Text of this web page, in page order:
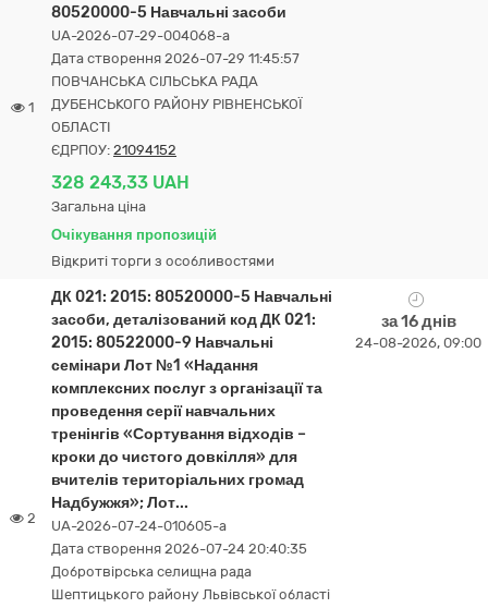
1
80520000-5 Навчальні засоби
UA-2026-07-29-004068-a
Дата створення 2026-07-29 11:45:57
ПОВЧАНСЬКА СІЛЬСЬКА РАДА
ДУБЕНСЬКОГО РАЙОНУ РІВНЕНСЬКОЇ
ОБЛАСТІ
ЄДРПОУ: 21094152
328 243,33 UAH
Загальна ціна
Очікування пропозицій
Відкриті торги з особливостями
2
ДК 021: 2015: 80520000-5 Навчальні
засоби, деталізований код ДК 021:
2015: 80522000-9 Навчальні
семінари Лот №1 «Надання
комплексних послуг з організації та
проведення серії навчальних
тренінгів «Сортування відходів –
кроки до чистого довкілля» для
вчителів територіальних громад
Надбужжя»; Лот...
UA-2026-07-24-010605-a
Дата створення 2026-07-24 20:40:35
Добротвірська селищна рада
Шептицького району Львівської області
за 16 днів
24-08-2026, 09:00